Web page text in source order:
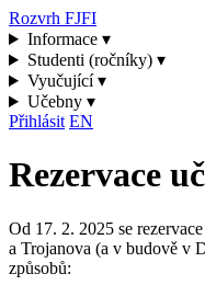
Rozvrh FJFI
Informace ▾
Studenti (ročníky) ▾
Vyučující ▾
Učebny ▾
Přihlásit EN
Rezervace
Od 17. 2. 2025 se
a Trojanova (a v budově v
způsobů: